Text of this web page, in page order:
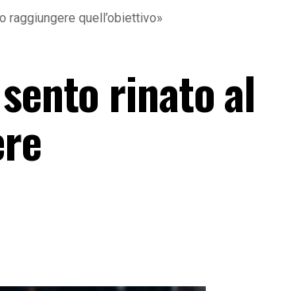
raggiungere quell’obiettivo»
rinato al